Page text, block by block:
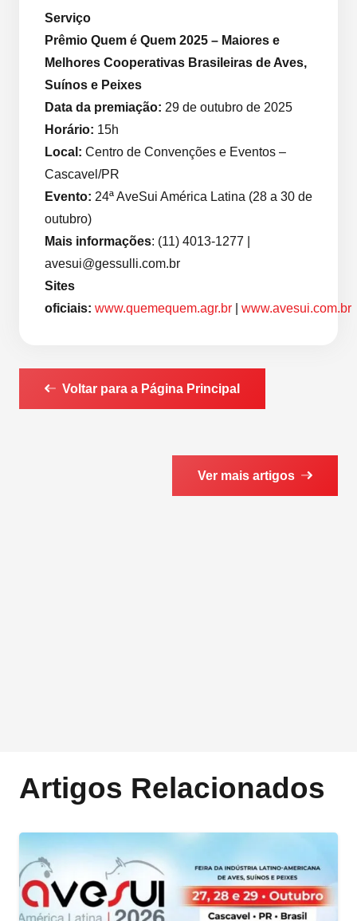
Serviço
Prêmio Quem é Quem 2025 – Maiores e
Melhores Cooperativas Brasileiras de Aves,
Suínos e Peixes
Data da premiação: 29 de outubro de 2025
Horário: 15h
Local: Centro de Convenções e Eventos –
Cascavel/PR
Evento: 24ª AveSui América Latina (28 a 30 de
outubro)
Mais informações: (11) 4013-1277 |
avesui@gessulli.com.br
Sites
oficiais: www.quemequem.agr.br www.avesui.com.br
Voltar para a Página Principal
Ver mais artigos
Artigos Relacionados